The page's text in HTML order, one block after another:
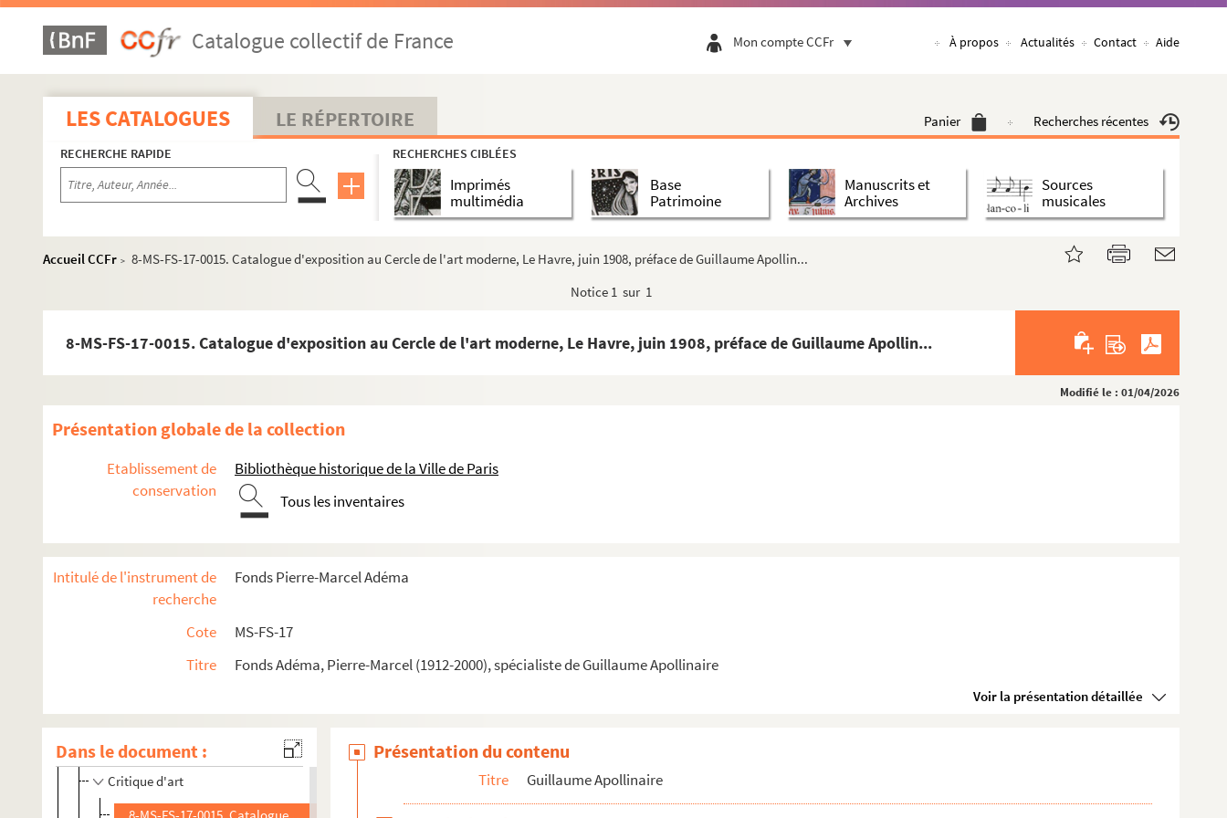
Catalogue collectif de France Mon compte CCFr À propos Actualités Contact Aide
LES CATALOGUES LE RÉPERTOIRE Panier Recherches récentes
RECHERCHE RAPIDE RECHERCHES CIBLÉES
Imprimés
multimédia
Base
Patrimoine
Manuscrits et
Archives
Sources
musicales
Accueil CCFr > 8-MS-FS-17-0015. Catalogue d'exposition au Cercle de l'art moderne, Le Havre, juin 1908, préface de Guillaume Apollin...
Notice 1 sur 1
8-MS-FS-17-0015. Catalogue d'exposition au Cercle de l'art moderne, Le Havre, juin 1908, préface de Guillaume Apollin...
Modifié le : 01/04/2026
Présentation globale de la collection
Etablissement de
conservation
Bibliothèque historique de la Ville de Paris
Tous les inventaires
Intitulé de l'instrument de
recherche
Fonds Pierre-Marcel Adéma
Cote
MS-FS-17
Titre
Fonds Adéma, Pierre-Marcel (1912-2000), spécialiste de Guillaume Apollinaire
Voir la présentation détaillée
Dans le document :
Guillaume Apollinaire
Théâtre
Cinéma
Critique d'art
Présentation du contenu
Titre Guillaume Apollinaire